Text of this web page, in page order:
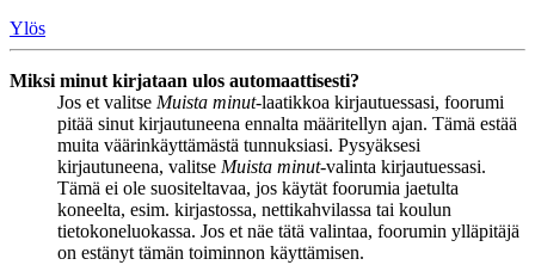
Ylös
Miksi minut kirjataan ulos automaattisesti?
Jos et valitse Muista minut-laatikkoa kirjautuessasi, foorumi
pitää sinut kirjautuneena ennalta määritellyn ajan. Tämä estää
muita väärinkäyttämästä tunnuksiasi. Pysyäksesi
kirjautuneena, valitse Muista minut-valinta kirjautuessasi.
Tämä ei ole suositeltavaa, jos käytät foorumia jaetulta
koneelta, esim. kirjastossa, nettikahvilassa tai koulun
tietokoneluokassa. Jos et näe tätä valintaa, foorumin ylläpitäjä
on estänyt tämän toiminnon käyttämisen.